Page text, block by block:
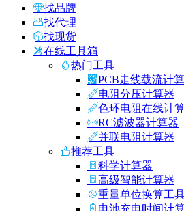
找品牌
找代理
找现货
在线工具箱
热门工具
PCB走线载流计
电阻分压计算器
色环电阻在线计
RC滤波器计算器
并联电阻计算器
推荐工具
科学计算器
高级智能计算器
重量单位换算工
电池充电时间计